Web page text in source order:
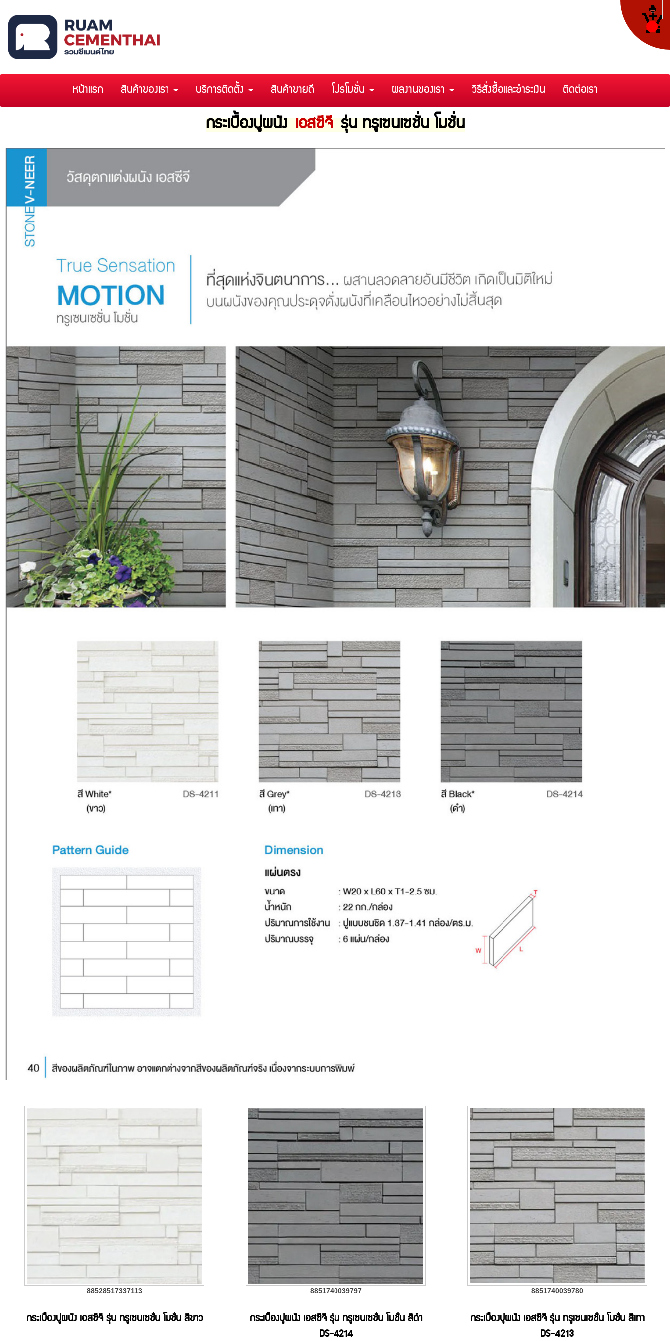
หน้าแรก สินค้าของเรา บริการติดตั้ง สินค้าขายดี โปรโมชั่น ผลงานของเรา วิธีสั่งซื้อและชำระเงิน ติดต่อเรา
กระเบื้องปูผนังเอสซีจีรุ่น ทรูเซนเซชั่น โมชั่น
88528517337113
กระเบื้องปูผนัง เอสซีจี รุ่น ทรูเซนเซชั่น โมชั่น สีขาว
8851740039797
กระเบื้องปูผนัง เอสซีจี รุ่น ทรูเซนเซชั่น โมชั่น สีดำ
DS-4214
8851740039780
กระเบื้องปูผนัง เอสซีจี รุ่น ทรูเซนเซชั่น โมชั่น สีเทา
DS-4213